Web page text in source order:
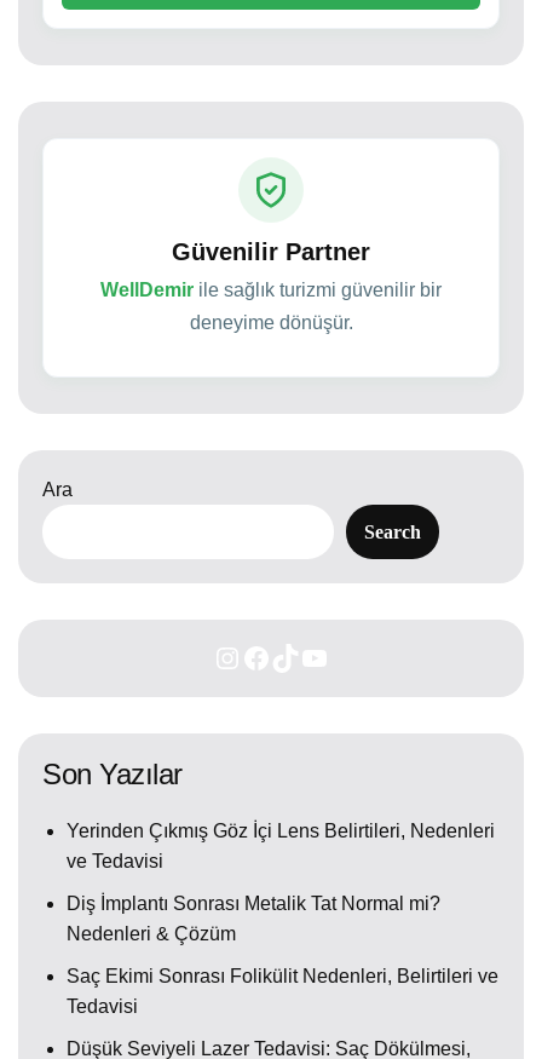
Güvenilir Partner
WellDemir ile sağlık turizmi güvenilir bir
deneyime dönüşür.
Ara
Search
Son Yazılar
Yerinden Çıkmış Göz İçi Lens Belirtileri, Nedenleri
ve Tedavisi
Diş İmplantı Sonrası Metalik Tat Normal mi?
Nedenleri & Çözüm
Saç Ekimi Sonrası Folikülit Nedenleri, Belirtileri ve
Tedavisi
Düşük Seviyeli Lazer Tedavisi: Saç Dökülmesi,